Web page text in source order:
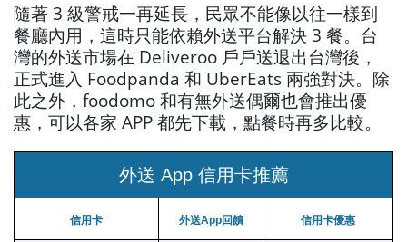
隨著 3 級警戒一再延長，民眾不能像以往一樣到
餐廳內用，這時只能依賴外送平台解決 3 餐。台
灣的外送市場在 Deliveroo 戶戶送退出台灣後，
正式進入 Foodpanda 和 UberEats 兩強對決。除
此之外，foodomo 和有無外送偶爾也會推出優
惠，可以各家 APP 都先下載，點餐時再多比較。
外送 App 信用卡推薦
信用卡 外送App回饋 信用卡優惠